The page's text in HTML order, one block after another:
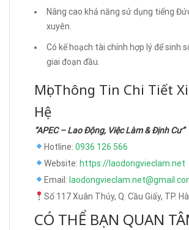
Nâng cao khả năng sử dụng tiếng
xuyên.
Có kế hoạch tài chính hợp lý để sinh
giai đoạn đầu.
Mọi Thông Tin Chi Tiết
Hệ
“APEC – Lao Động, Việc Làm & Định Cư”
Hotline: 0936 126 566
Website: https://laodongvieclam.net
Email:
Số 117 Xuân Thủy, Q. Cầu Giấy, TP.
CÓ THỂ BẠN QUAN